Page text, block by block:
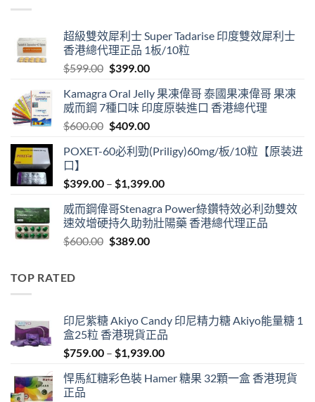
超級雙效犀利士 Super Tadarise 印度雙效犀利士
香港總代理正品 1板/10粒
$599.00 Original
was:
$599.00.
$399.00Current
is:
$399.00.
Kamagra Oral Jelly 果凍偉哥 泰國果凍偉哥 果凍
威而鋼 7種口味 印度原裝進口 香港總代理
$600.00 Original
was:
$409.00Current
is:
POXET-60必利勁(Priligy)60mg/板/10粒【原装进
口】
$399.00 – $1,399.00Price
$399.00
through
威而鋼偉哥Stenagra Power綠鑽特效必利劲雙效
速效增硬持久助勃壯陽藥 香港總代理正品
$600.00 Original
$389.00Current
TOP RATED
印尼紫糖 Akiyo Candy 印尼精力糖 Akiyo能量糖 1
盒25粒 香港現貨正品
$759.00 – $1,939.00Price
$759.00
悍馬紅糖彩色裝 Hamer 糖果 32顆一盒 香港現貨
正品